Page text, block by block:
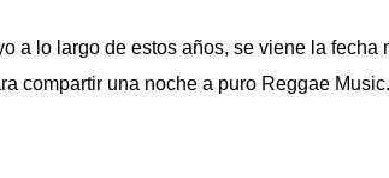
a lo largo de estos años, se viene la fecha
compartir una noche a puro Reggae